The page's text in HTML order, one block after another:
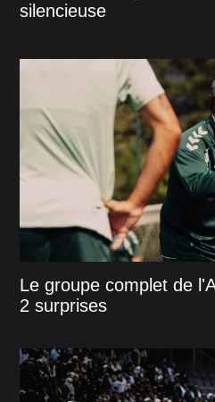
silencieuse
Le groupe complet de
2 surprises